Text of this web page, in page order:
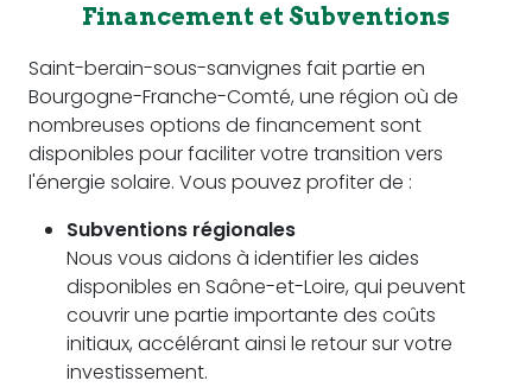
Financement et Subventions
Saint-berain-sous-sanvignes fait partie en
Bourgogne-Franche-Comté, une région où de
nombreuses options de financement sont
disponibles pour faciliter votre transition vers
l'énergie solaire. Vous pouvez profiter de :
Subventions régionales
Nous vous aidons à identifier les aides
disponibles en Saône-et-Loire, qui peuvent
couvrir une partie importante des coûts
initiaux, accélérant ainsi le retour sur votre
investissement.